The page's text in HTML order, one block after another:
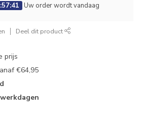
Uw order wordt vandaag
Deel dit product
prijs
€64,95